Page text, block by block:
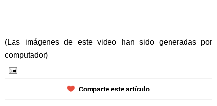
(Las imágenes de este video han sido generadas por
computador)
Comparte este artículo